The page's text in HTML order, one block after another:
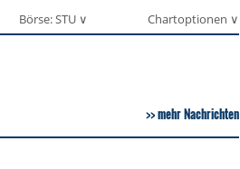
Börse: STU ∨ Chartoptionen ∨
mehr Nachrichten